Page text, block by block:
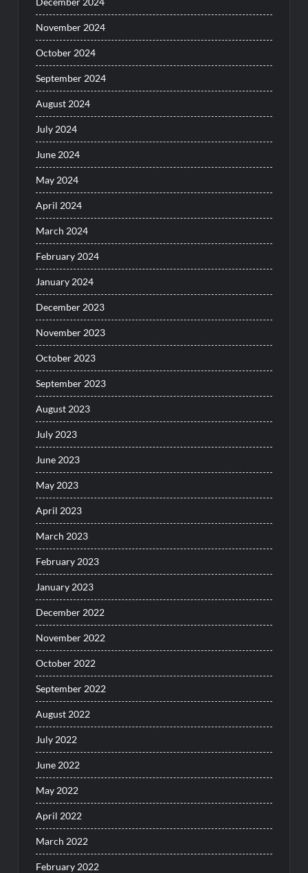
November 2024
October 2024
September 2024
August 2024
July 2024
June 2024
May 2024
April 2024
March 2024
February 2024
January 2024
December 2023
November 2023
October 2023
September 2023
August 2023
July 2023
June 2023
May 2023
April 2023
March 2023
February 2023
January 2023
December 2022
November 2022
October 2022
September 2022
August 2022
July 2022
June 2022
May 2022
April 2022
March 2022
February 2022